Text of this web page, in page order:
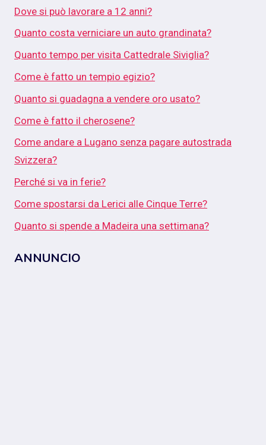
Dove si può lavorare a 12 anni?
Quanto costa verniciare un auto grandinata?
Quanto tempo per visita Cattedrale Siviglia?
Come è fatto un tempio egizio?
Quanto si guadagna a vendere oro usato?
Come è fatto il cherosene?
Come andare a Lugano senza pagare autostrada
Svizzera?
Perché si va in ferie?
Come spostarsi da Lerici alle Cinque Terre?
Quanto si spende a Madeira una settimana?
ANNUNCIO